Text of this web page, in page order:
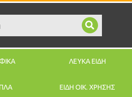
ΛΕΥΚΑ ΕΙΔΗ
ΕΙΔΗ ΟΙΚ. ΧΡΗΣΗΣ